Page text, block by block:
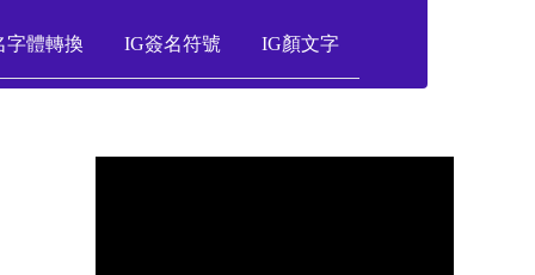
字體轉換 IG簽名符號 IG顏文字